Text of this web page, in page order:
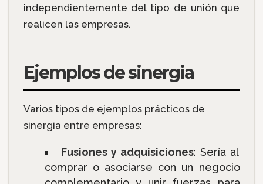
independientemente del tipo de unión que
realicen las empresas.
Ejemplos de sinergia
Varios tipos de ejemplos prácticos de
sinergia entre empresas:
Fusiones y adquisiciones: Sería al
comprar o asociarse con un negocio